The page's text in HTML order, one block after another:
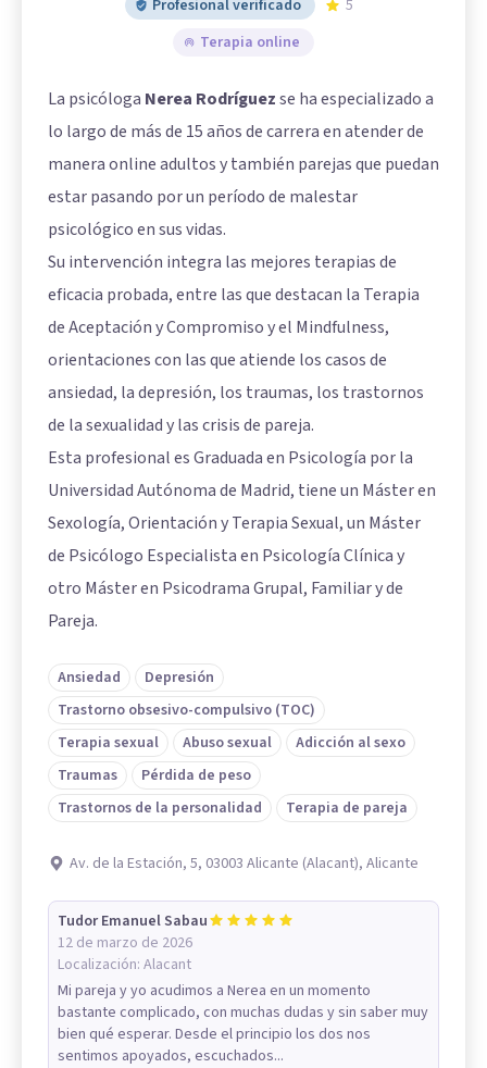
Profesional verificado
5
Terapia online
La psicóloga Nerea Rodríguezse ha especializado a
lo largo de más de 15 años de carrera en atender de
manera online adultos y también parejas que puedan
estar pasando por un período de malestar
psicológico en sus vidas.
Su intervención integra las mejores terapias de
eficacia probada, entre las que destacan la Terapia
de Aceptación y Compromiso y el Mindfulness,
orientaciones con las que atiende los casos de
ansiedad, la depresión, los traumas, los trastornos
de la sexualidad y las crisis de pareja.
Esta profesional es Graduada en Psicología por la
Universidad Autónoma de Madrid, tiene un Máster en
Sexología, Orientación y Terapia Sexual, un Máster
de Psicólogo Especialista en Psicología Clínica y
otro Máster en Psicodrama Grupal, Familiar y de
Pareja.
Ansiedad
Depresión
Trastorno obsesivo-compulsivo (TOC)
Terapia sexual
Abuso sexual
Adicción al sexo
Traumas
Pérdida de peso
Trastornos de la personalidad
Terapia de pareja
Av. de la Estación, 5, 03003 Alicante (Alacant), Alicante
Tudor Emanuel Sabau
12 de marzo de 2026
Localización: Alacant
Mi pareja y yo acudimos a Nerea en un momento
bastante complicado, con muchas dudas y sin saber muy
bien qué esperar. Desde el principio los dos nos
sentimos apoyados, escuchados...